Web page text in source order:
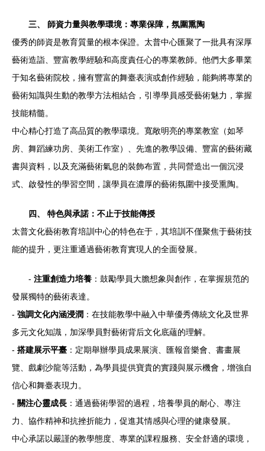
三、 師資力量與教學環境：專業保障，氛圍熏陶
優秀的師資是教育質量的根本保證。太普中心匯聚了一批具有深厚
藝術造詣、豐富教學經驗和高度責任心的專業教師。他們大多畢業
于知名藝術院校，擁有豐富的舞臺表演或創作經驗，能夠將專業的
藝術知識與生動的教學方法相結合，引導學員感受藝術魅力，掌握
技能精髓。
中心精心打造了高品質的教學環境。寬敞明亮的專業教室（如琴
房、舞蹈練功房、美術工作室）、先進的教學設備、豐富的藝術藏
書與資料，以及充滿藝術氣息的裝飾布置，共同營造出一個沉浸
式、啟發性的學習空間，讓學員在濃厚的藝術氛圍中接受熏陶。
四、 特色與承諾：不止于技能傳授
太普文化藝術教育培訓中心的特色在于，其培訓不僅聚焦于藝術技
能的提升，更注重通過藝術教育實現人的全面發展。
- 注重創造力培養 ：鼓勵學員大膽想象與創作，在掌握規范的
發展獨特的藝術表達。
- 強調文化內涵浸潤 ：在技能教學中融入中華優秀傳統文化及世界
多元文化知識，加深學員對藝術背后文化底蘊的理解。
- 搭建展示平臺 ：定期舉辦學員成果展演、匯報音樂會、書畫展
覽、戲劇沙龍等活動，為學員提供寶貴的實踐與展示機會，增強自
信心和舞臺表現力。
- 關注心靈成長 ：通過藝術學習的過程，培養學員的耐心、專注
力、協作精神和抗挫折能力，促進其情感與心理的健康發展。
中心承諾以嚴謹的教學態度、專業的課程服務、安全舒適的環境，